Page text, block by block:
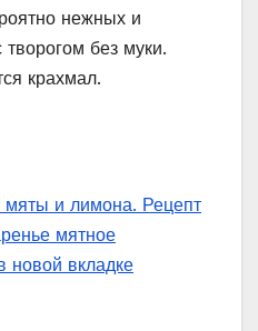
нежных и
творогом без муки.
крахмал.
мяты и лимона. Рецепт
мятное
новой вкладке